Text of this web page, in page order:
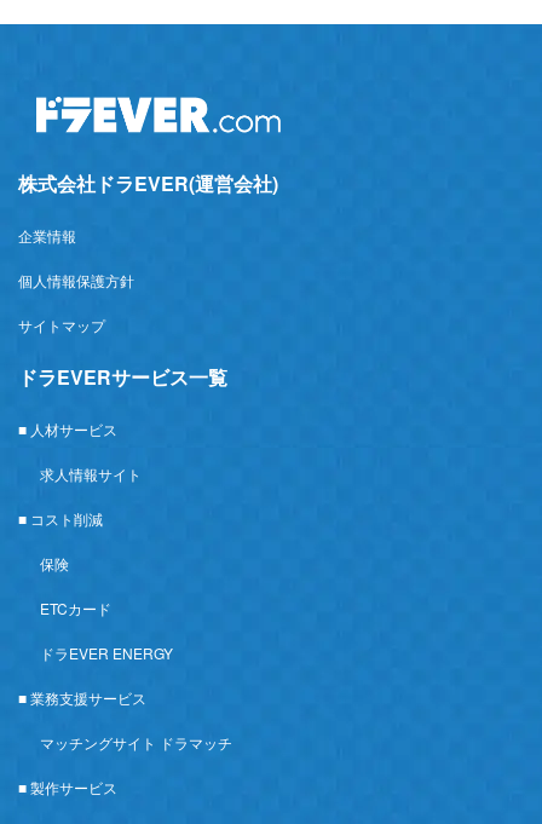
株式会社ドラEVER(運営会社)
企業情報
個人情報保護方針
サイトマップ
ドラEVERサービス一覧
■ 人材サービス
求人情報サイト
■ コスト削減
保険
ETCカード
ドラEVER ENERGY
■ 業務支援サービス
マッチングサイト ドラマッチ
■ 製作サービス